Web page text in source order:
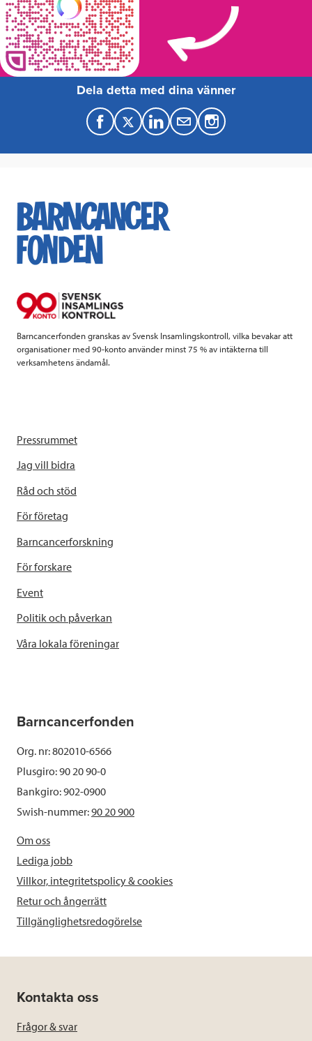
Dela detta med dina vänner
F
a
e
b
k
T
w
t
t
L
i
k
e
M
a
Barncancerfonden granskas av Svensk Insamlingskontroll, vilka bevakar att
organisationer med 90-konto använder minst 75 % av intäkterna till
verksamhetens ändamål.
Pressrummet
Jag vill bidra
Råd och stöd
För företag
Barncancerforskning
För forskare
Event
Politik och påverkan
Våra lokala föreningar
Barncancerfonden
Org. nr: 802010-6566
Plusgiro: 90 20 90-0
Bankgiro: 902-0900
Swish-nummer:90 20 900
Om oss
Lediga jobb
Villkor, integritetspolicy & cookies
Retur och ångerrätt
Tillgänglighetsredogörelse
Kontakta oss
Frågor & svar